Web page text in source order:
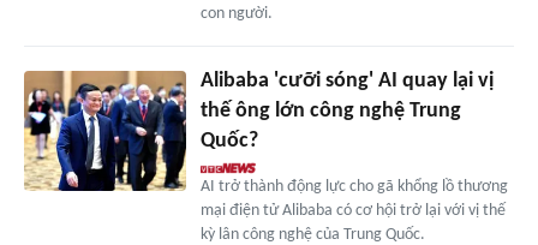
con người.
Alibaba 'cưỡi sóng' AI quay lại vị
thế ông lớn công nghệ Trung
Quốc?
AI trở thành động lực cho gã khổng lồ thương
mại điện tử Alibaba có cơ hội trở lại với vị thế
kỳ lân công nghệ của Trung Quốc.